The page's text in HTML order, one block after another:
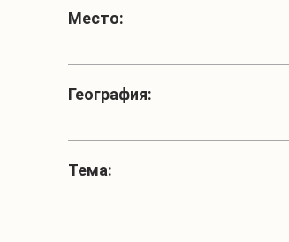
Место:
География:
Тема: